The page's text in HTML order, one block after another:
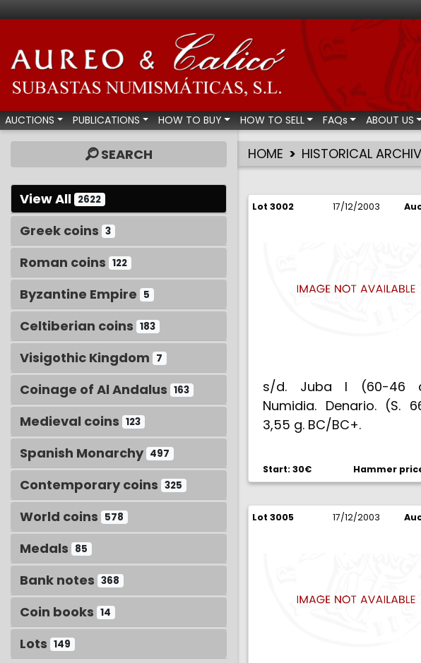
Aureo & Calicó -
AUCTIONS PUBLICATIONS HOW TO BUY HOW TO SELL FAQs ABOUT US
SEARCH
View All 2622
Greek coins 3
Roman coins 122
Byzantine Empire 5
Celtiberian coins 183
Visigothic Kingdom 7
Coinage of Al Andalus 163
Medieval coins 123
Spanish Monarchy 497
Contemporary coins 325
World coins 578
Medals 85
Bank notes 368
Coin books 14
Lots 149
HOME HISTORICAL
Lot 3002 17/12/2003
s/d. Juba I (60-46
Numidia. Denario. (S.
3,55 g. BC/BC+.
Start: 30€ Hammer
Lot 3005 17/12/2003